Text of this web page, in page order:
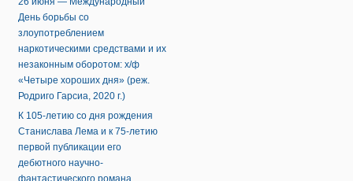
День борьбы со
злоупотреблением
наркотическими средствами и их
незаконным оборотом: х/ф
«Четыре хороших дня» (реж.
Родриго Гарсиа, 2020 г.)
К 105-летию со дня рождения
Станислава Лема и к 75-летию
первой публикации его
дебютного научно-
фантастического романа